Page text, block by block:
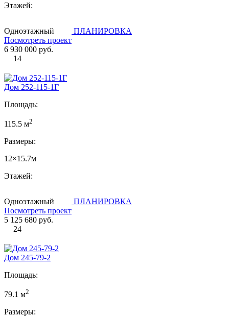
Этажей:
Одноэтажный
ПЛАНИРОВКА
Посмотреть проект
6 930 000 руб.
14
Дом 252-115-1Г
Площадь:
115.5 м2
Размеры:
12×15.7м
Этажей:
Одноэтажный
ПЛАНИРОВКА
Посмотреть проект
5 125 680 руб.
24
Дом 245-79-2
Площадь:
79.1 м2
Размеры: